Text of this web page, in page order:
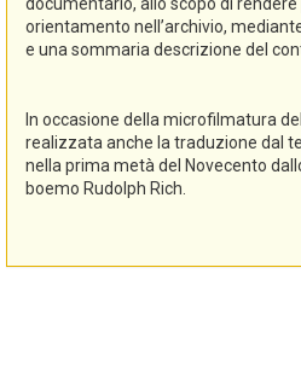
orientamento nell’archivio,
e una sommaria descrizione del
In occasione della microfilmatura
realizzata anche la traduzione dal
nella prima metà del Novecento
boemo Rudolph Rich.